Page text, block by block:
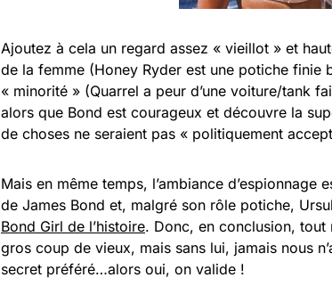
Ajoutez à cela un regard assez « vieillot » et
de la femme (Honey Ryder est une potiche finie
« minorité » (Quarrel a peur d’une voiture/tank
alors que Bond est courageux et découvre la
de choses ne seraient pas « politiquement
Mais en même temps, l’ambiance
de James Bond et, malgré son rôle potiche,
Bond Girl de l’histoire. Donc, en conclusion, tout
gros coup de vieux, mais sans lui, jamais nous
secret préféré…alors oui, on valide !